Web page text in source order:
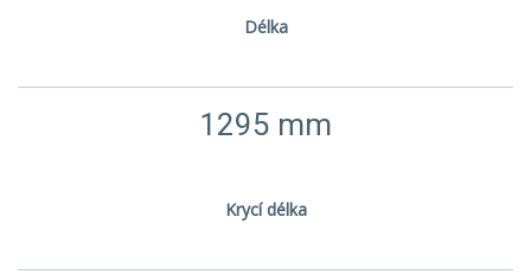
Délka
1295 mm
Krycí délka